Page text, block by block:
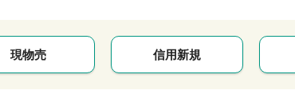
現物売 信用新規